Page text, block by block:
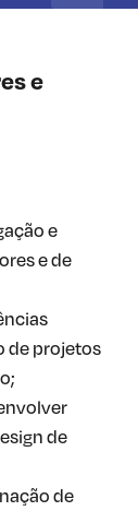
e
e
e de
de projetos
de
de